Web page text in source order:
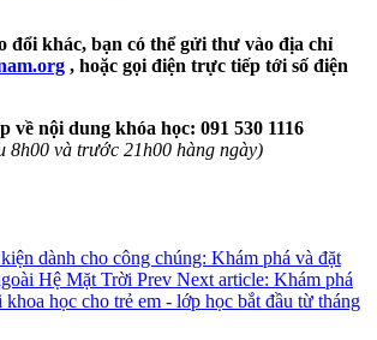
đổi khác, bạn có thể gửi thư vào địa chỉ
, hoặc gọi điện trực tiếp tới số điện
về nội dung khóa học: 091 530 1116
8h00 và trước 21h00 hàng ngày)
dành cho công chúng: Khám phá và đặt
Hệ Mặt Trời Prev Next article: Khám phá
học cho trẻ em - lớp học bắt đầu từ tháng